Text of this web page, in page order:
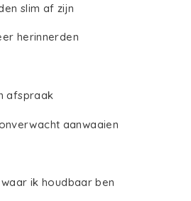
slim af zijn
herinnerden
afspraak
aanwaaien
ik houdbaar ben